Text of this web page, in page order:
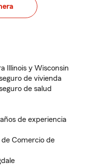
Illinois y Wisconsin
de vivienda
de salud
de experiencia
Comercio de